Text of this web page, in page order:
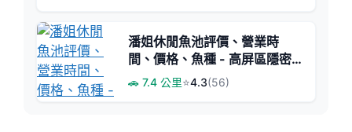
潘姐休閒魚池評價、營業時
間、價格、魚種 - 高屏區隱密
休閒釣場
🚗 7.4 公里⭐4.3(56)